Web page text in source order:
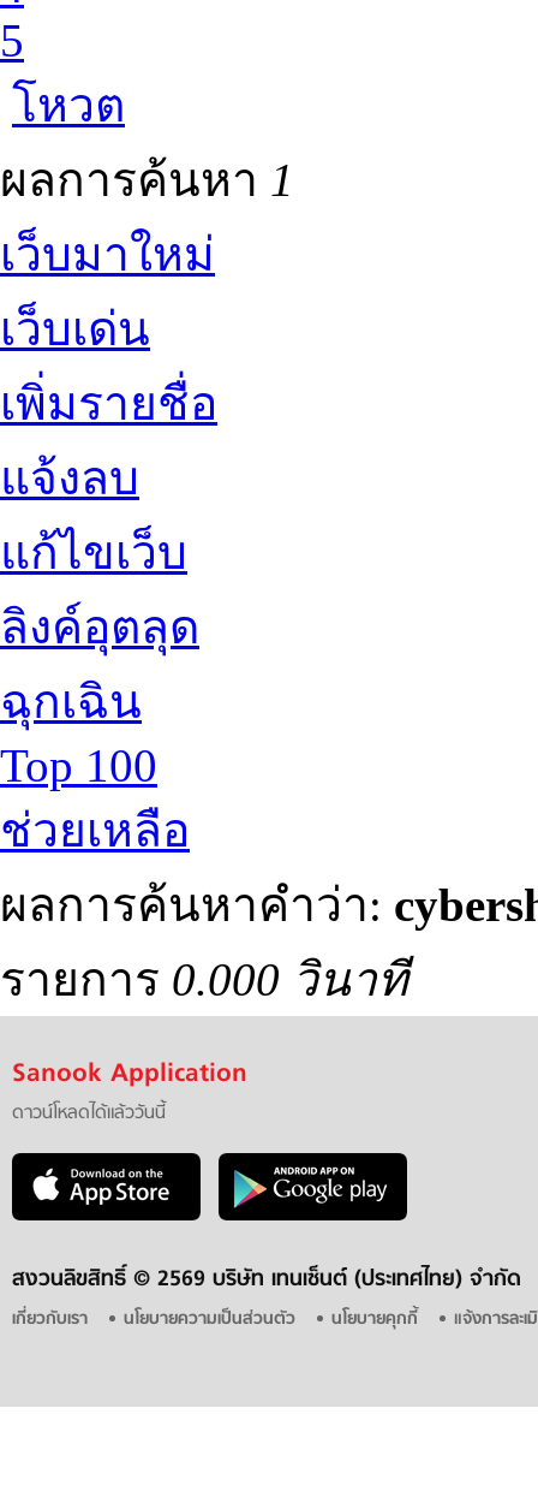
5
โหวต
ผลการค้นหา 1
เว็บมาใหม่
เว็บเด่น
เพิ่มรายชื่อ
แจ้งลบ
แก้ไขเว็บ
ลิงค์อุตลุด
ฉุกเฉิน
Top 100
ช่วยเหลือ
ผลการค้นหาคำว่า:
รายการ 0.000 วินาที
Sanook Application
ดาวน์โหลดได้แล้ววันนี้
สงวนลิขสิทธิ์ © 2569 บริษัท เทนเซ็นต์ (ประเทศไทย) จำกัด
เกี่ยวกับเรา นโยบายความเป็นส่วนตัว นโยบายคุกกี้ แจ้งการละ